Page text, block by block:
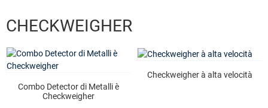
CHECKWEIGHER
Combo Detector di Metalli è
Checkweigher
Checkweigher à alta velocità